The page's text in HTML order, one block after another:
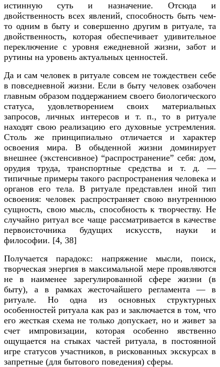
истинную суть и назначение. Отсюда и
двойственность всех явлений, способность быть чем-
то одним в быту и совершенно другим в ритуале, та
двойственность, которая обеспечивает удивительное
переключение с уровня ежедневной жизни, забот и
рутины на уровень актуальных ценностей.
Да и сам человек в ритуале совсем не тождествен себе
в повседневной жизни. Если в быту человек озабочен
главным образом поддержанием своего биологического
статуса, удовлетворением своих материальных
запросов, личных интересов и т. п., то в ритуале
находят свою реализацию его духовные устремления.
Столь же принципиально отличается и характер
освоения мира. В обыденной жизни доминирует
внешнее (экстенсивное) “распространение” себя: дом,
орудия труда, транспортные средства и т. д. —
типичные примеры такого распространения человека и
органов его тела. В ритуале представлен иной тип
освоения: человек распространяет свою внутреннюю
сущность, свою мысль, способность к творчеству. Не
случайно ритуал все чаще рассматривается в качестве
первоисточника будущих искусств, науки и
философии. [4, 38]
Получается парадокс: напряжение мысли, поиск,
творческая энергия в максимальной мере проявляются
не в наименее зарегулированной сфере жизни (в
быту), а в рамках жесточайшего регламента — в
ритуале. Но одна из основных структурных
особенностей ритуала как раз и заключается в том, что
его жесткая схема не только допускает, но и живет за
счет импровизации, которая особенно явственно
ощущается на стыках частей ритуала, в постоянной
игре статусов участников, в рискованных экскурсах в
запретные (для бытового поведения) сферы.